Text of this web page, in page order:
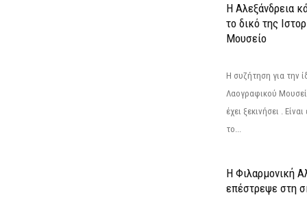
Η Αλεξάνδρεια
το δικό της
Μουσείο
Η συζήτηση για την
Λαογραφικού
έχει ξεκινήσει .
το...
Η Φιλαρμονική
επέστρεψε στη